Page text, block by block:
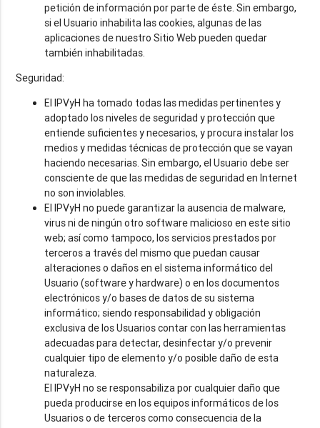
petición de información por parte de éste. Sin embargo,
si el Usuario inhabilita las cookies, algunas de las
aplicaciones de nuestro Sitio Web pueden quedar
también inhabilitadas.
Seguridad:
El IPVyH ha tomado todas las medidas pertinentes y
adoptado los niveles de seguridad y protección que
entiende suficientes y necesarios, y procura instalar los
medios y medidas técnicas de protección que se vayan
haciendo necesarias. Sin embargo, el Usuario debe ser
consciente de que las medidas de seguridad en Internet
no son inviolables.
El IPVyH no puede garantizar la ausencia de malware,
virus ni de ningún otro software malicioso en este sitio
web; así como tampoco, los servicios prestados por
terceros a través del mismo que puedan causar
alteraciones o daños en el sistema informático del
Usuario (software y hardware) o en los documentos
electrónicos y/o bases de datos de su sistema
informático; siendo responsabilidad y obligación
exclusiva de los Usuarios contar con las herramientas
adecuadas para detectar, desinfectar y/o prevenir
cualquier tipo de elemento y/o posible daño de esta
naturaleza.
El IPVyH no se responsabiliza por cualquier daño que
pueda producirse en los equipos informáticos de los
Usuarios o de terceros como consecuencia de la